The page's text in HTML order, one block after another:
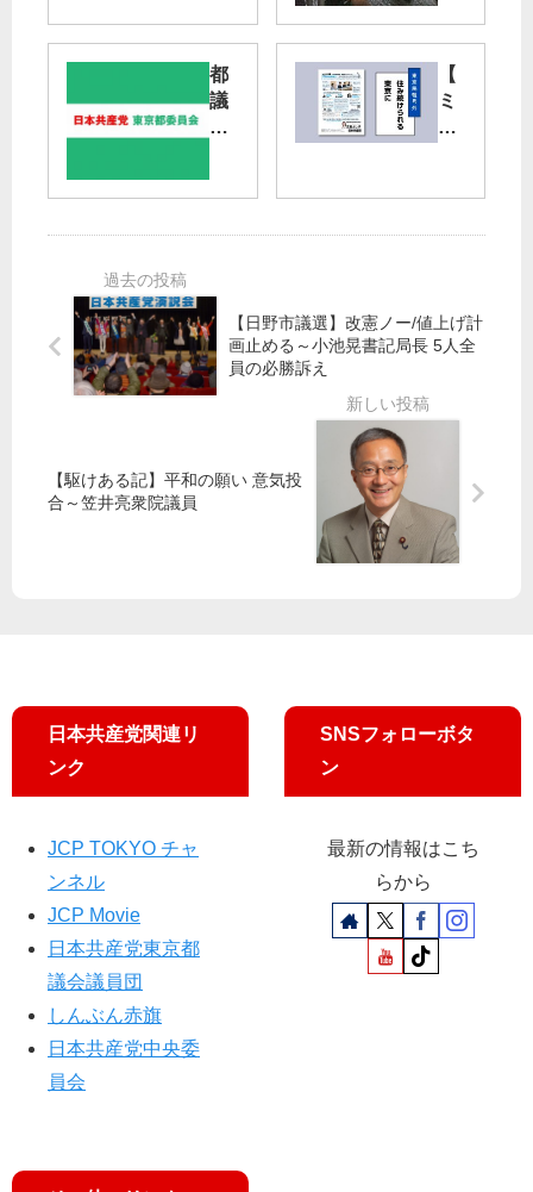
法
」
国
「
」
コ
ー
ル
す
／
谷
智
・
比
例
都
議
補
田
区
の
支
援
【
ミ
ニ
】
住
負
担
み
続
京
に
【日野市議選】改憲ノー/値上げ計
画止める～小池晃書記局長 5人全
員の必勝訴え
【駆けある記】平和の願い 意気投
合～笠井亮衆院議員
日本共産党関連リ
ンク
JCP TOKYO チャ
ンネル
JCP Movie
日本共産党東京都
議会議員団
しんぶん赤旗
日本共産党中央委
員会
SNSフォローボタ
ン
最新の情報はこち
らから